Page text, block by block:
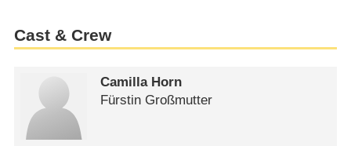
Cast & Crew
Camilla Horn
Fürstin Großmutter